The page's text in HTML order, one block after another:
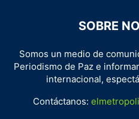
SOBRE
Somos un medio de
Periodismo de Paz e
internacional,
Contáctanos: